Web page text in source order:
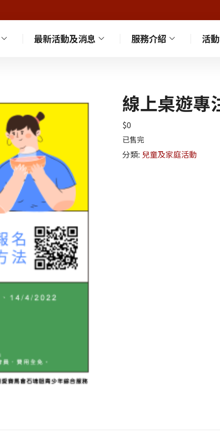
最新活動及消息 服務介紹 活
線上桌遊專
$0
已售完
分類: 兒童及家庭活動